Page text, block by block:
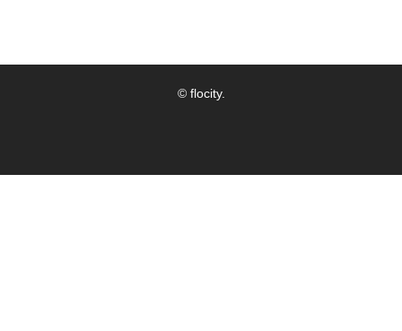
© flocity.